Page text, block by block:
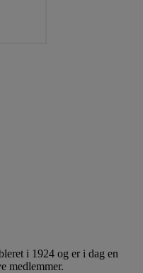
i 1924 og er i dag en
medlemmer.